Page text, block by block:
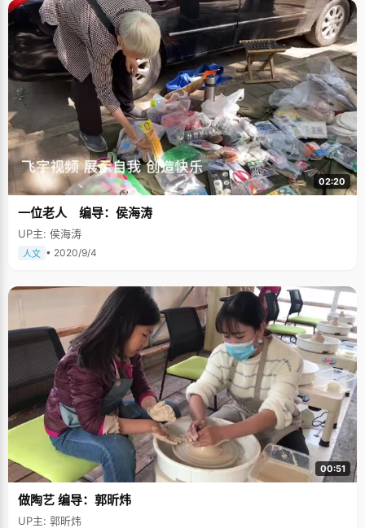
02:20
一位老人 编导：侯海涛
UP主: 侯海涛
人文 • 2020/9/4
00:51
做陶艺 编导：郭昕炜
UP主: 郭昕炜